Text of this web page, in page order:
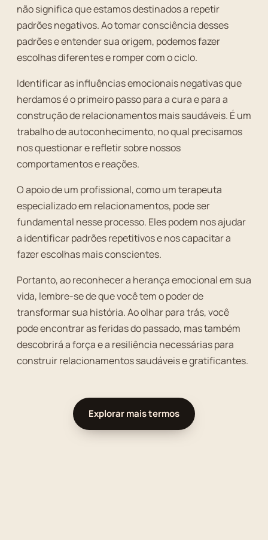
não significa que estamos destinados a repetir
padrões negativos. Ao tomar consciência desses
padrões e entender sua origem, podemos fazer
escolhas diferentes e romper com o ciclo.
Identificar as influências emocionais negativas que
herdamos é o primeiro passo para a cura e para a
construção de relacionamentos mais saudáveis. É um
trabalho de autoconhecimento, no qual precisamos
nos questionar e refletir sobre nossos
comportamentos e reações.
O apoio de um profissional, como um terapeuta
especializado em relacionamentos, pode ser
fundamental nesse processo. Eles podem nos ajudar
a identificar padrões repetitivos e nos capacitar a
fazer escolhas mais conscientes.
Portanto, ao reconhecer a herança emocional em sua
vida, lembre-se de que você tem o poder de
transformar sua história. Ao olhar para trás, você
pode encontrar as feridas do passado, mas também
descobrirá a força e a resiliência necessárias para
construir relacionamentos saudáveis e gratificantes.
Explorar mais termos